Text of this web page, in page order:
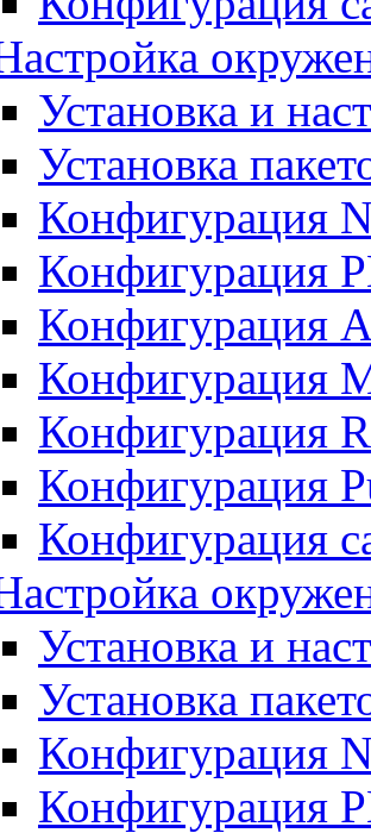
Установка и
Установка
Конфигурация
Конфигурация
Конфигурация
Конфигурация
Конфигурация
Конфигурация
Конфигурация
Установка и
Установка
Конфигурация
Конфигурация